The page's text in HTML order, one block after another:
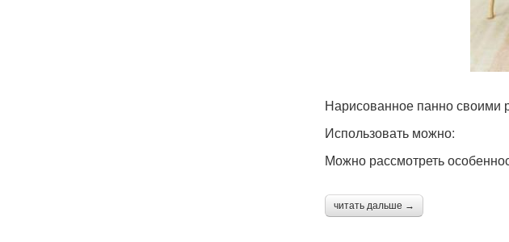
Нарисованное панно своими
Использовать можно:
Можно рассмотреть
читать дальше →